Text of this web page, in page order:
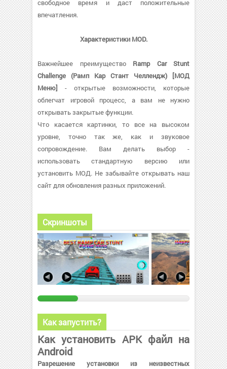
свободное время и даст положительные
впечатления.
Характеристики MOD.
Важнейшее преимущество Ramp Car Stunt
Challenge (Рамп Кар Стант Челлендж) [МОД
Меню] - открытые возможности, которые
облегчат игровой процесс, а вам не нужно
открывать закрытые функции.
Что касается картинки, то все на высоком
уровне, точно так же, как и звуковое
сопровождение. Вам делать выбор -
использовать стандартную версию или
установить МОД. Не забывайте открывать наш
сайт для обновления разных приложений.
Скриншоты
Как запустить?
Как установить APK файл на
Android
Разрешение установки из неизвестных